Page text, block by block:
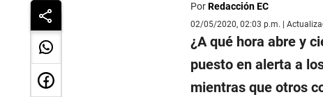
PorRedacción EC
02/05/2020, 02:03 p.m. |
¿A qué hora abre y
puesto en alerta a
mientras que otros